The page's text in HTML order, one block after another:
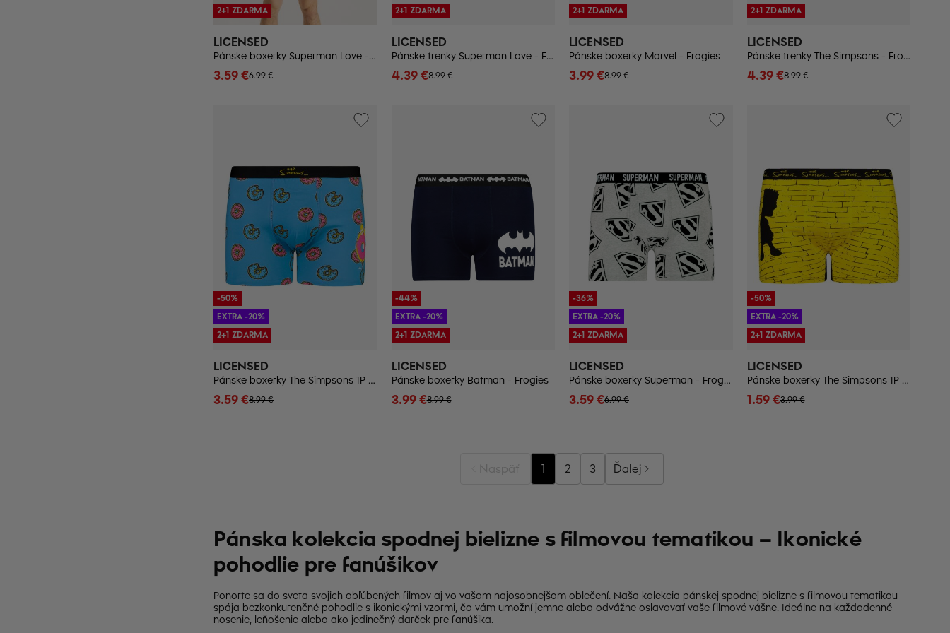
LICENSED
Pánske boxerky Superman Love - Frogies
6.99 €
3.59 €
2+1 ZDARMA
LICENSED
Pánske trenky Superman Love - Frogies
8.99 €
4.39 €
2+1 ZDARMA
LICENSED
Pánske boxerky Marvel - Frogies
8.99 €
3.99 €
2+1 ZDARMA
LICENSED
Pánske trenky The Simpsons - Frogies
8.99 €
4.39 €
2+1 ZDARMA
LICENSED
Pánske boxerky The Simpsons 1P - Frogies
8.99 €
3.59 €
-50%
EXTRA -20%
2+1 ZDARMA
LICENSED
Pánske boxerky Batman - Frogies
8.99 €
3.99 €
-44%
EXTRA -20%
2+1 ZDARMA
LICENSED
Pánske boxerky Superman - Frogies
6.99 €
3.59 €
-36%
EXTRA -20%
2+1 ZDARMA
LICENSED
Pánske boxerky The Simpsons 1P - Frogies
3.99 €
1.59 €
-50%
EXTRA -20%
2+1 ZDARMA
Naspäť 1 2 3 Ďalej
Pánska kolekcia spodnej bielizne s filmovou tematikou – Ikonické
pohodlie pre fanúšikov
Ponorte sa do sveta svojich obľúbených filmov aj vo vašom najosobnejšom oblečení. Naša kolekcia pánskej spodnej bielizne s filmovou tematikou
spája bezkonkurenčné pohodlie s ikonickými vzormi, čo vám umožní jemne alebo odvážne oslavovať vaše filmové vášne. Ideálne na každodenné
nosenie, leňošenie alebo ako jedinečný darček pre fanúšika.